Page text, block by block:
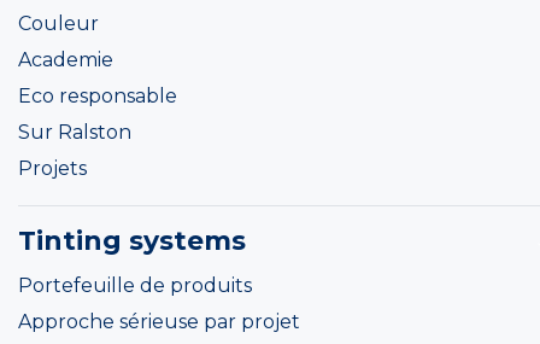
Couleur
Academie
Eco responsable
Sur Ralston
Projets
Tinting systems
Portefeuille de produits
Approche sérieuse par projet